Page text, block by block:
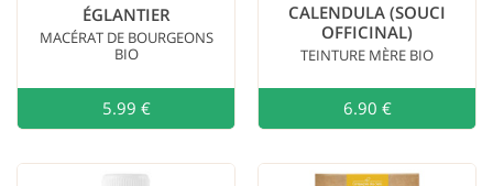
ÉGLANTIER
MACÉRAT DE BOURGEONS
BIO
5.99 € Ajouter au
CALENDULA (SOUCI
OFFICINAL)
TEINTURE MÈRE BIO
6.90 €